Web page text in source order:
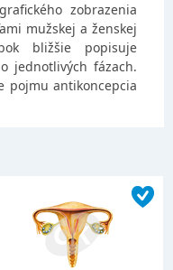
zobrazenia
mužskej a ženskej
bližšie popisuje
jednotlivých fázach.
pojmu antikoncepcia